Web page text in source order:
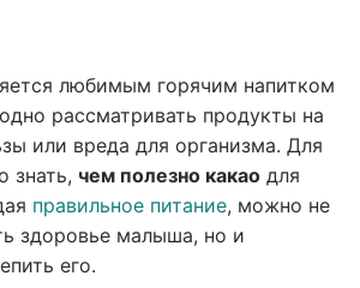
любимым горячим напитком
рассматривать продукты на
или вреда для организма. Для
знать, чем полезно какао для
правильное питание, можно не
здоровье малыша, но и
его.